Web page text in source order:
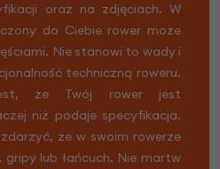
oraz na zdjęciach. W
do Ciebie rower może
Nie stanowi to wady i
techniczną roweru.
że Twój rower jest
niż podaje specyfikacja.
że w swoim rowerze
gripy lub łańcuch. Nie martw